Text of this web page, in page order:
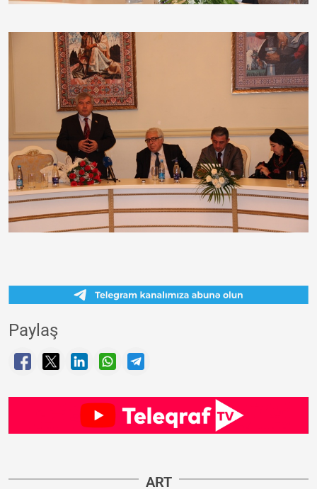
Paylaş
ART